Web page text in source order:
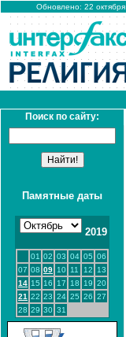
Обновлено: 22
Поиск по сайту:
Памятные даты
2019
01 02 03 04 05 06
07 08 09 10 11 12
13
14 15 16 17 18 19 20
21 22 23 24 25 26 27
28 29 30 31